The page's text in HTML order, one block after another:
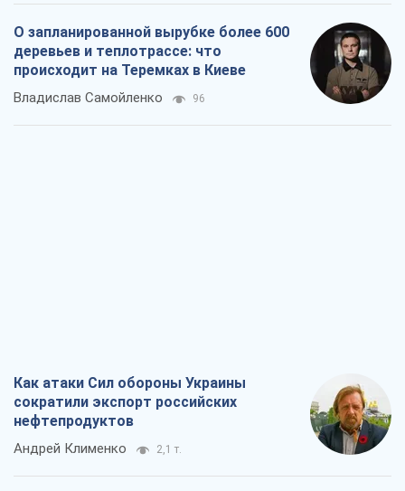
О запланированной вырубке более 600
деревьев и теплотрассе: что
происходит на Теремках в Киеве
Владислав Самойленко 96
Как атаки Сил обороны Украины
сократили экспорт российских
нефтепродуктов
Андрей Клименко 2,1 т.